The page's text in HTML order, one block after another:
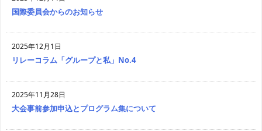
国際委員会からのお知らせ
2025年12月1日
リレーコラム「グループと私」No.4
2025年11月28日
大会事前参加申込とプログラム集について